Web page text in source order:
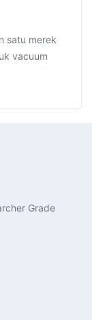
satu merek
vacuum
Grade